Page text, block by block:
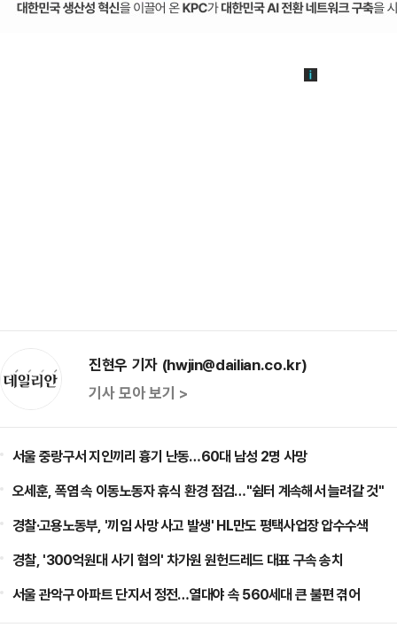
진현우 기자 (hwjin@dailian.co.kr)
기사 모아 보기 >
서울 중랑구서 지인끼리 흉기 난동…60대 남성 2명 사망
오세훈, 폭염 속 이동노동자 휴식 환경 점검…"쉼터 계속해서 늘려갈 것"
경찰·고용노동부, '끼임 사망 사고 발생' HL만도 평택사업장 압수수색
경찰, '300억원대 사기 혐의' 차가원 원헌드레드 대표 구속 송치
서울 관악구 아파트 단지서 정전…열대야 속 560세대 큰 불편 겪어